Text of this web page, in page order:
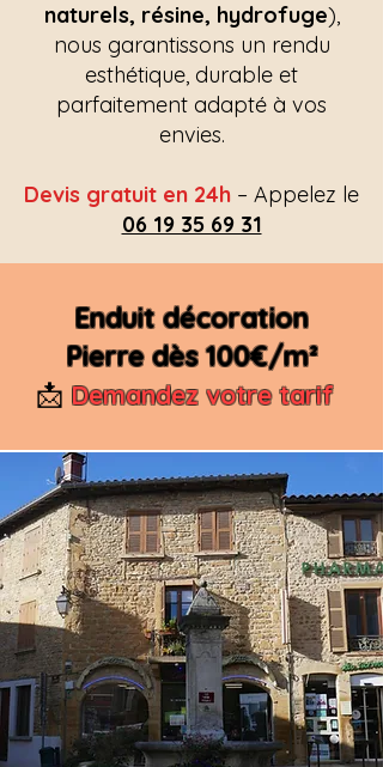
naturels, résine, hydrofuge),
nous garantissons un rendu
esthétique, durable et
parfaitement adapté à vos
envies.
Devis gratuit en 24h – Appelez le
06 19 35 69 31
Enduit décoration
Pierre dès 100€/m²
📩 Demandez votre tarif